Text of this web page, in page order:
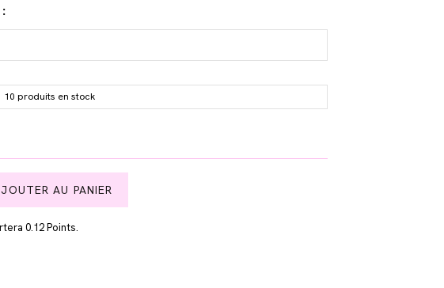
10 produits en stock
AU PANIER
0.12Points.